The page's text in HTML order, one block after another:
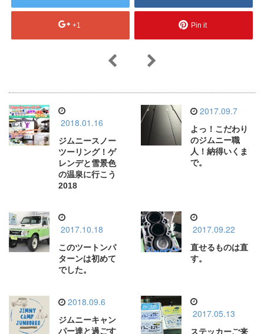
+1 Pin it
2018.01.16
ジムニースノー
ツーリング！ゲ
レンデと雪景色
の温泉に行こう
2018
2017.09.7
よっ！こだわり
のジムニー職
人！納得いくま
で。
2017.10.18
このツートンパ
ターンは初めて
でした。
2017.09.22
直せるものは直
す。
2018.09.6
ジムニーキャン
パー達と過ごす
2017.05.13
ステッカーご来